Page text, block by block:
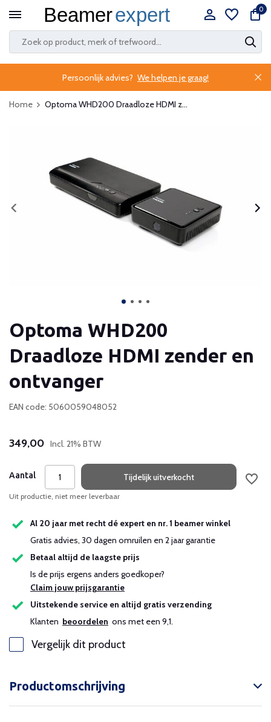
0
Persoonlijk advies? We helpen je graag!
Home Optoma WHD200 Draadloze HDMI z...
Optoma WHD200
Draadloze HDMI zender en
ontvanger
EAN code: 5060059048052
349,00 Incl. 21% BTW
Aantal Tijdelijk uitverkocht
Uit productie, niet meer leverbaar
Al 20 jaar met recht dé expert en nr. 1 beamer winkel
Gratis advies, 30 dagen omruilen en 2 jaar garantie
Betaal altijd de laagste prijs
Is de prijs ergens anders goedkoper?
Claim jouw prijsgarantie
Uitstekende service en altijd gratis verzending
Klanten beoordelen ons met een 9,1.
Vergelijk dit product
Productomschrijving